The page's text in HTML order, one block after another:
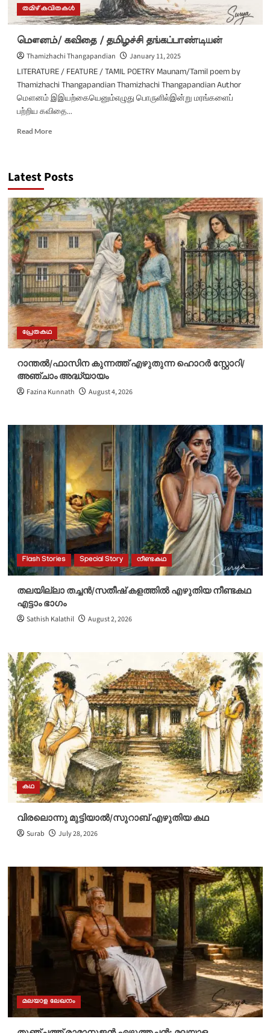
തമിഴച്ചി
തങ്കപാണ്ഡ്യൻ
തമിഴ് കവിതകൾ
மௌனம்/ கவிதை / தமிழச்சி தங்கப்பாண்டியன்
Thamizhachi Thangapandian January 11, 2025
LITERATURE / FEATURE / TAMIL POETRY Maunam/Tamil poem by
Thamizhachi Thangapandian Thamizhachi Thangapandian Author
மௌனம் இஇயற்கையெனும்எழுது பொருளில்இன்று மரங்களைப்
பற்றிய கவிதை...
Read MoreRead
கவிதை
தமிழச்சி
தங்கப்பாண்டியன்
Latest Posts
പ്രേതകഥ
റാന്തൽ/ഫാസിന കുന്നത്ത് എഴുതുന്ന ഹൊറർ സ്റ്റോറി/
അഞ്ചാം അദ്ധ്യായം
Fazina Kunnath August 4, 2026
Flash Stories Special Story നീണ്ടകഥ
തലയില്ലാ തച്ചൻ/സതീഷ് കളത്തിൽ എഴുതിയ നീണ്ടകഥ
എട്ടാം ഭാഗം
Sathish Kalathil August 2, 2026
കഥ
വിരലൊന്നു മുട്ടിയാൽ/സുറാബ് എഴുതിയ കഥ
Surab July 28, 2026
മലയാള ലേഖനം